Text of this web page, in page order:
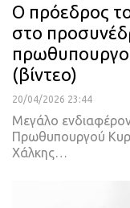
Ο πρόεδρος
στο
(βίντεο)
20/04/2026 23:44
Μεγάλο
Πρωθυπουργού
Χάλκης…